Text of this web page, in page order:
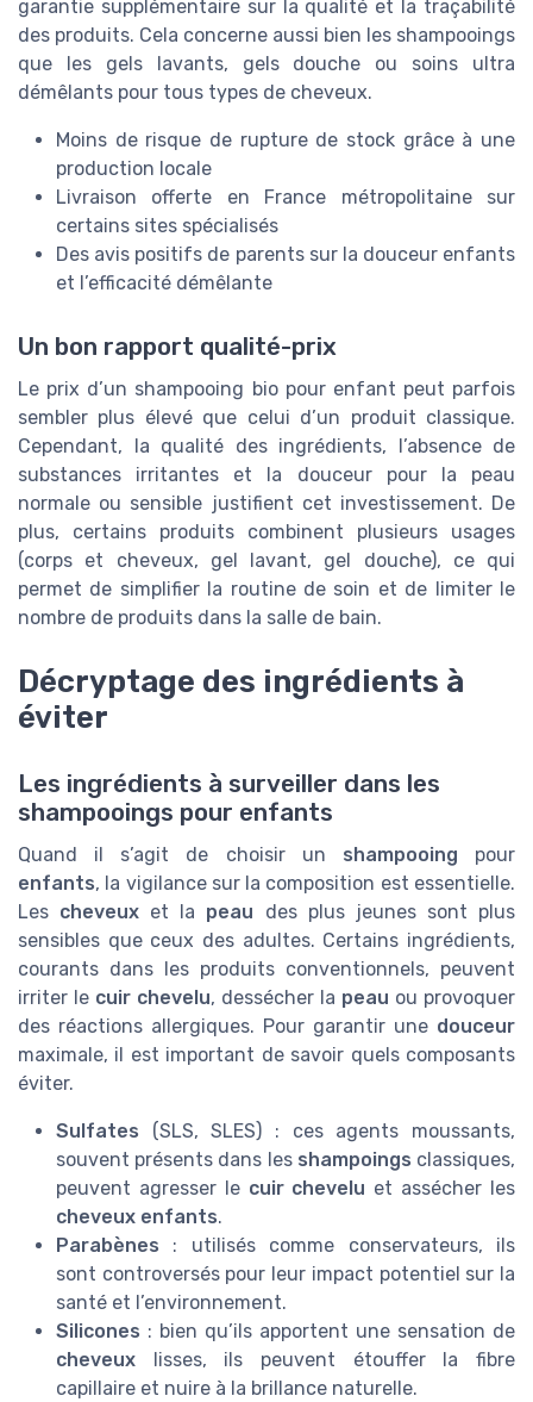
garantie supplémentaire sur la qualité et la traçabilité
des produits. Cela concerne aussi bien les shampooings
que les gels lavants, gels douche ou soins ultra
démêlants pour tous types de cheveux.
Moins de risque de rupture de stock grâce à une
production locale
Livraison offerte en France métropolitaine sur
certains sites spécialisés
Des avis positifs de parents sur la douceur enfants
et l’efficacité démêlante
Un bon rapport qualité-prix
Le prix d’un shampooing bio pour enfant peut parfois
sembler plus élevé que celui d’un produit classique.
Cependant, la qualité des ingrédients, l’absence de
substances irritantes et la douceur pour la peau
normale ou sensible justifient cet investissement. De
plus, certains produits combinent plusieurs usages
(corps et cheveux, gel lavant, gel douche), ce qui
permet de simplifier la routine de soin et de limiter le
nombre de produits dans la salle de bain.
Décryptage des ingrédients à
éviter
Les ingrédients à surveiller dans les
shampooings pour enfants
Quand il s’agit de choisir un shampooing pour
enfants, la vigilance sur la composition est essentielle.
Les cheveux et la peau des plus jeunes sont plus
sensibles que ceux des adultes. Certains ingrédients,
courants dans les produits conventionnels, peuvent
irriter le cuir chevelu, dessécher la peau ou provoquer
des réactions allergiques. Pour garantir une douceur
maximale, il est important de savoir quels composants
éviter.
Sulfates (SLS, SLES) : ces agents moussants,
souvent présents dans les shampoings classiques,
peuvent agresser le cuir chevelu et assécher les
cheveux enfants.
Parabènes : utilisés comme conservateurs, ils
sont controversés pour leur impact potentiel sur la
santé et l’environnement.
Silicones : bien qu’ils apportent une sensation de
cheveux lisses, ils peuvent étouffer la fibre
capillaire et nuire à la brillance naturelle.